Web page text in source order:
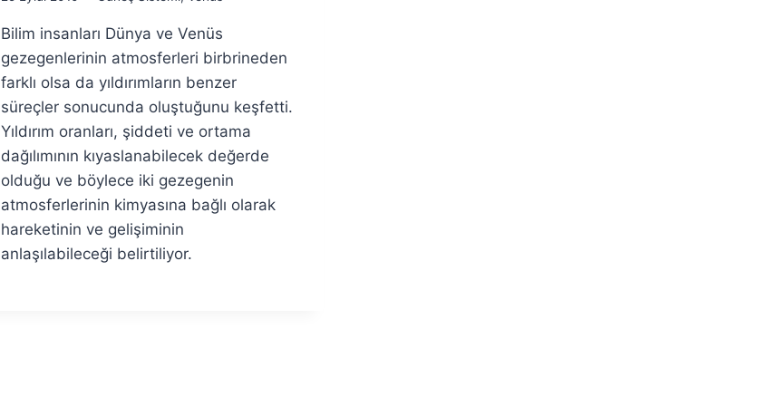
Fuat
Özyar
Bilim insanları Dünya ve Venüs
gezegenlerinin atmosferleri birbrineden
farklı olsa da yıldırımların benzer
süreçler sonucunda oluştuğunu keşfetti.
Yıldırım oranları, şiddeti ve ortama
dağılımının kıyaslanabilecek değerde
olduğu ve böylece iki gezegenin
atmosferlerinin kimyasına bağlı olarak
hareketinin ve gelişiminin
anlaşılabileceği belirtiliyor.